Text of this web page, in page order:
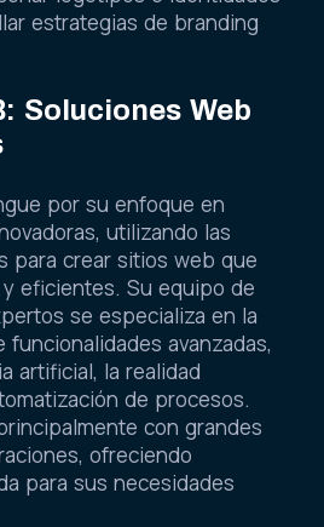
estrategias de branding
Soluciones Web
por su enfoque en
utilizando las
para crear sitios web que
eficientes. Su equipo de
se especializa en la
funcionalidades avanzadas,
artificial, la realidad
de procesos.
con grandes
ofreciendo
para sus necesidades